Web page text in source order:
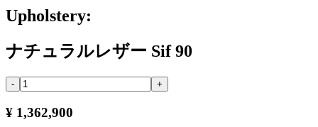
Upholstery:
ナチュラルレザー Sif 90
- +
¥ 1,362,900